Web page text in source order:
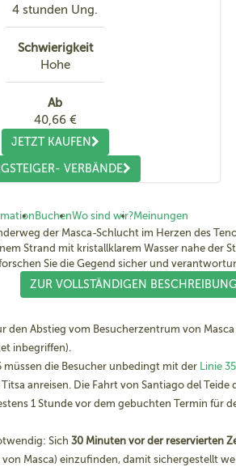
4 stunden Ung.
Schwierigkeit
Hohe
Ab
40,66 €
JETZT KAUFEN
VERBÄNDE
BuchenWo sind wir?Meinungen
der Masca-Schlucht im Herzen des
Strand mit kristallklarem Wasser nahe der
Sie die Gegend sicher und
ZUR VOLLSTÄNDIGEN
den Abstieg vom Besucherzentrum von
inbegriffen).
müssen die Besucher unbedingt mit der Linie
anreisen. Die Fahrt von Santiago del Teide
1 Stunde vor dem gebuchten Termin für
Sich 30 Minuten vor der reservierten
Masca) einzufinden, damit sichergestellt